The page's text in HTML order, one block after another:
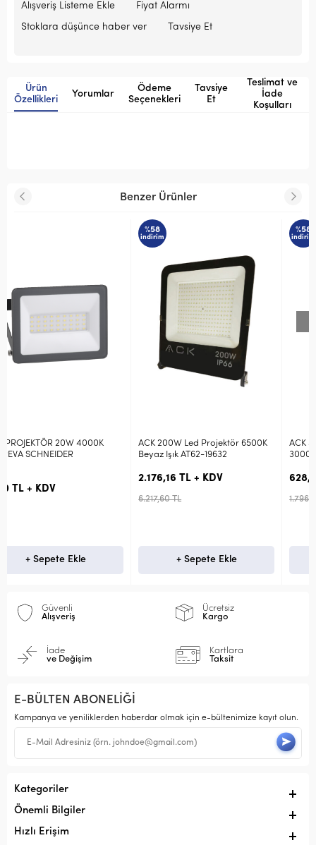
Alışveriş Listeme Ekle
Fiyat Alarmı
Stoklara düşünce haber ver
Tavsiye Et
Ürün
Özellikleri
Yorumlar
Ödeme
Seçenekleri
Tavsiye
Et
Teslimat ve
İade
Koşulları
Benzer Ürünler
ACK 200W Led Projektör 6500K
Beyaz Işık AT62-19632
+ Sepete Ekle
STOK SORUNUZ
ACK 50W SMD Led Projektör
3000K Sarı Gün Işığı AT62-
628,89 TL + KDV
Stokta Yok
Güvenli
Alışveriş
Ücretsiz
Kargo
İade
ve Değişim
Kartlara
Taksit
E-BÜLTEN ABONELİĞİ
Kampanya ve yeniliklerden haberdar olmak için e-bültenimize kayıt olun.
Kategoriler
Önemli Bilgiler
Hızlı Erişim